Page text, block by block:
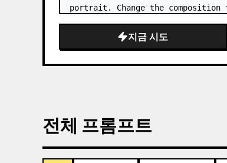
portrait. Change the composition
the subject facing right, eyes
closed, gently smellin…
지금 시도
전체 프롬프트